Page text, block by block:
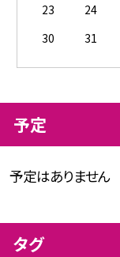
23
24
30
31
予定
予定はありません
タグ